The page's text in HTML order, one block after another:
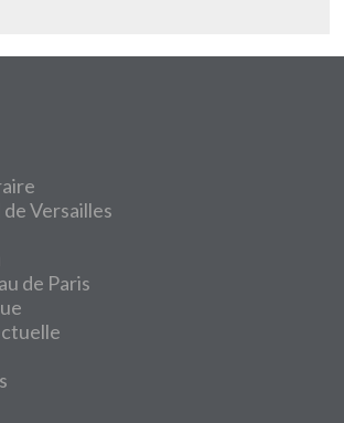
Versailles
de Paris